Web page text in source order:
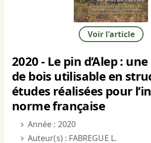
Voir l'article
2020 - Le pin d’Alep :
de bois utilisable en
études réalisées pour
norme française
Année : 2020
Auteur(s) : FABREGUE L.